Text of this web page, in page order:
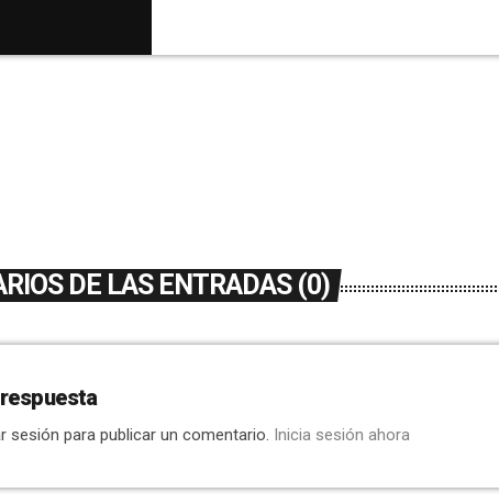
DE LAS ENTRADAS (0)
sesión para publicar un comentario. Inicia sesión ahora